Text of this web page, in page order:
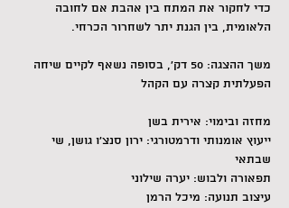
כדי לחקור את המתח בין אהבת אם לחובה
הלאומית, בין הגנת יתר לשחרור הכרחי.
משך ההצגה: 50 דק', בסופה נשאף לקיים שיחה
הפעלתית קצרה עם הקהל
מחזה ובימוי: אירית בשן
ייעוץ אומנותי ודרמטורגי: ירון סנצ'ו גושן, שי
שבתאי
תפאורה ולבוש: יערה שילוני
עיצוב תנועה: מיכל הרמן